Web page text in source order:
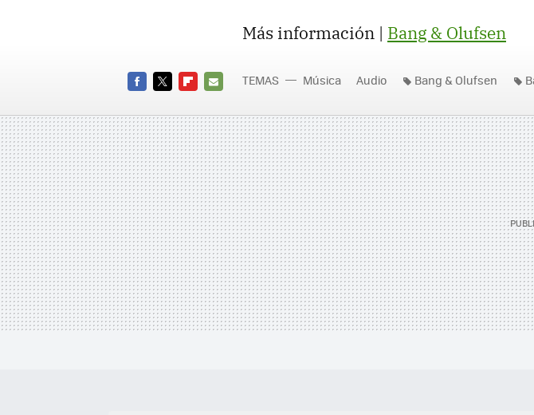
Más información | Bang & Olufsen
MAIL
TEMAS Música Audio Bang & Olufsen